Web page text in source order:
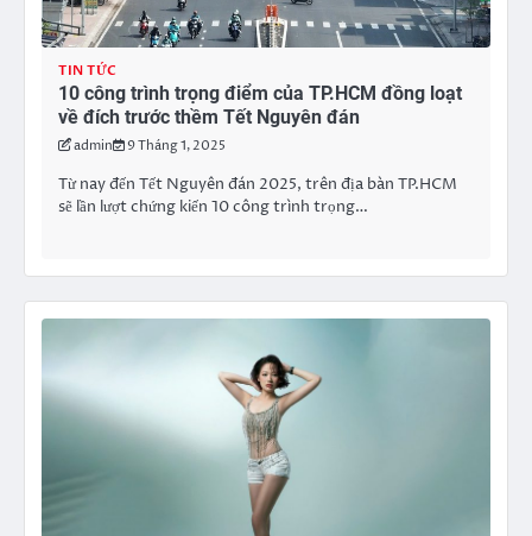
TIN TỨC
10 công trình trọng điểm của TP.HCM đồng loạt
về đích trước thềm Tết Nguyên đán
admin 9 Tháng 1, 2025
Từ nay đến Tết Nguyên đán 2025, trên địa bàn TP.HCM
sẽ lần lượt chứng kiến 10 công trình trọng…